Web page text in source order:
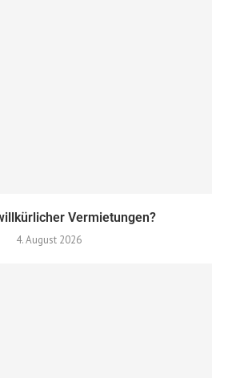
Vermietungen?
4. August 2026